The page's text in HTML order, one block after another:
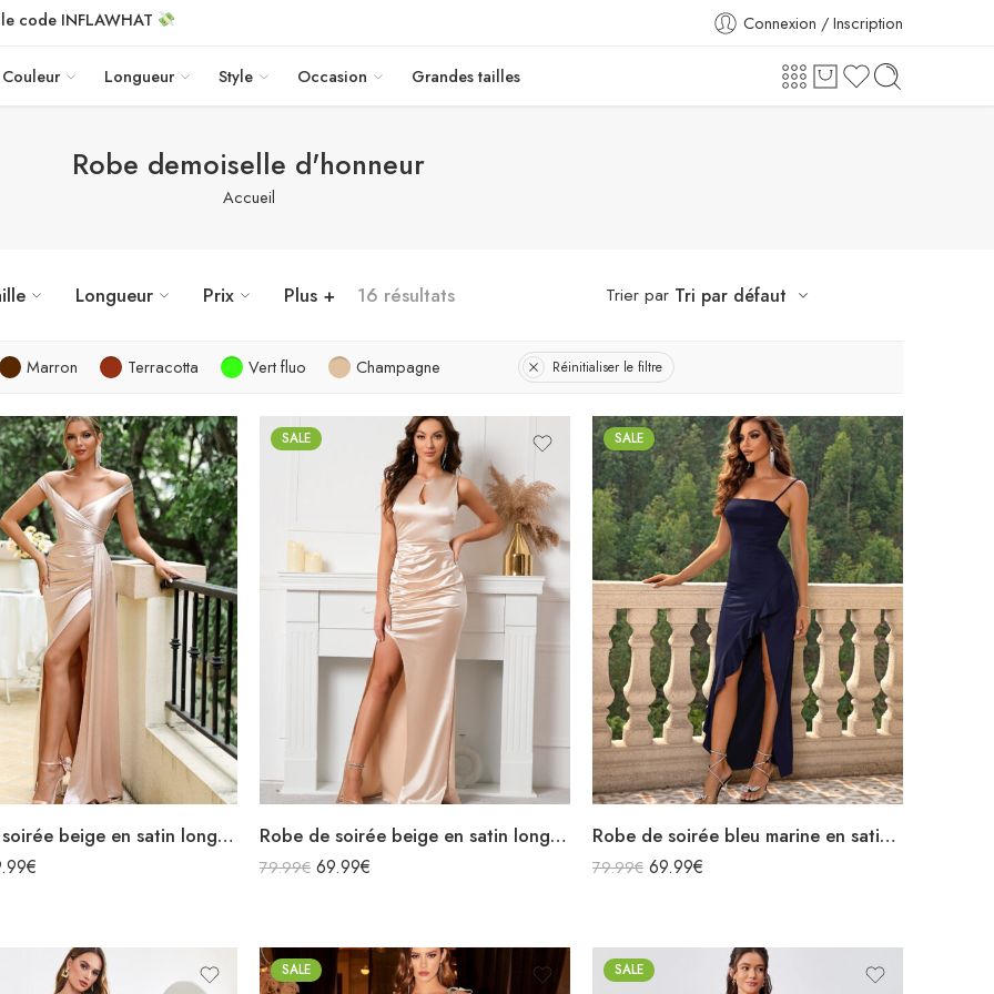
code INFLAWHAT Connexion / Inscription
Couleur Longueur Style Occasion Grandes tailles
Robe demoiselle d'honneur
Accueil
Longueur Prix Plus + 16 résultats Trier par Tri par défaut
Marron Terracotta Vert fluo Champagne Réinitialiser le filtre
Robe de soirée beige en satin longue épaules dénudées décolleté fendue
€
SALE
Robe de soirée beige en satin longue fendue sans manches
79.99€ 69.99€
SALE
Robe de soirée bleu marine en satin longue bretelles spaghettis fendue à volants col carré
79.99€ 69.99€
SALE SALE